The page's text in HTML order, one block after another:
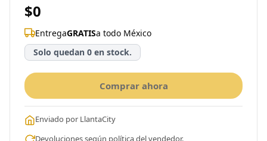
$0
EntregaGRATISa todo México
Solo quedan 0 en stock.
Comprar ahora
Enviado por LlantaCity
Devoluciones según política del vendedor.